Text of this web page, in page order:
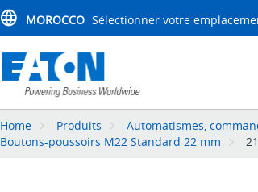
MOROCCO Sélectionner votre
Home Produits Automatismes,
Boutons-poussoirs M22 Standard 22 mm